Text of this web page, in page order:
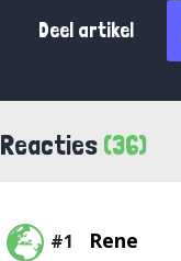
Deel artikel
Reacties (36)
#1 Rene